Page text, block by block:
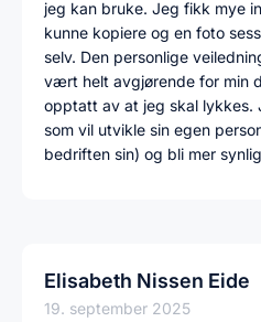
jeg kan bruke. Jeg fikk mye
kunne kopiere og en foto
selv. Den personlige
vært helt avgjørende for min
opptatt av at jeg skal lykkes.
som vil utvikle sin egen
bedriften sin) og bli mer
Elisabeth Nissen Eide
19. september 2025